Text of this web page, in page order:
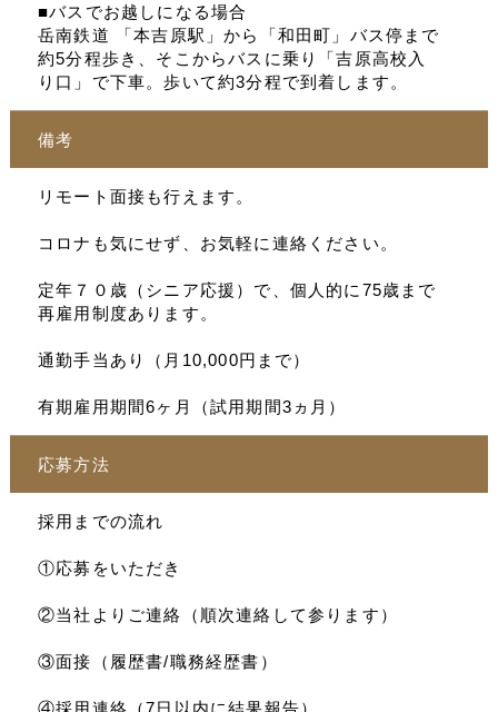
■バスでお越しになる場合
岳南鉄道 「本吉原駅」から「和田町」バス停まで
約5分程歩き、そこからバスに乗り「吉原高校入
り口」で下車。歩いて約3分程で到着します。
備考
リモート面接も行えます。
コロナも気にせず、お気軽に連絡ください。
定年７０歳（シニア応援）で、個人的に75歳まで
再雇用制度あります。
通勤手当あり（月10,000円まで）
有期雇用期間6ヶ月（試用期間3ヵ月）
応募方法
採用までの流れ
①応募をいただき
②当社よりご連絡（順次連絡して参ります）
③面接（履歴書/職務経歴書）
④採用連絡（7日以内に結果報告）